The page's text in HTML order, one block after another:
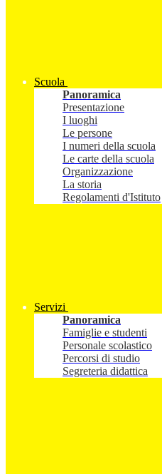
Scuola
Panoramica
Presentazione
I luoghi
Le persone
I numeri della scuola
Le carte della scuola
Organizzazione
La storia
Regolamenti d'Istituto
Servizi
Panoramica
Famiglie e studenti
Personale scolastico
Percorsi di studio
Segreteria didattica